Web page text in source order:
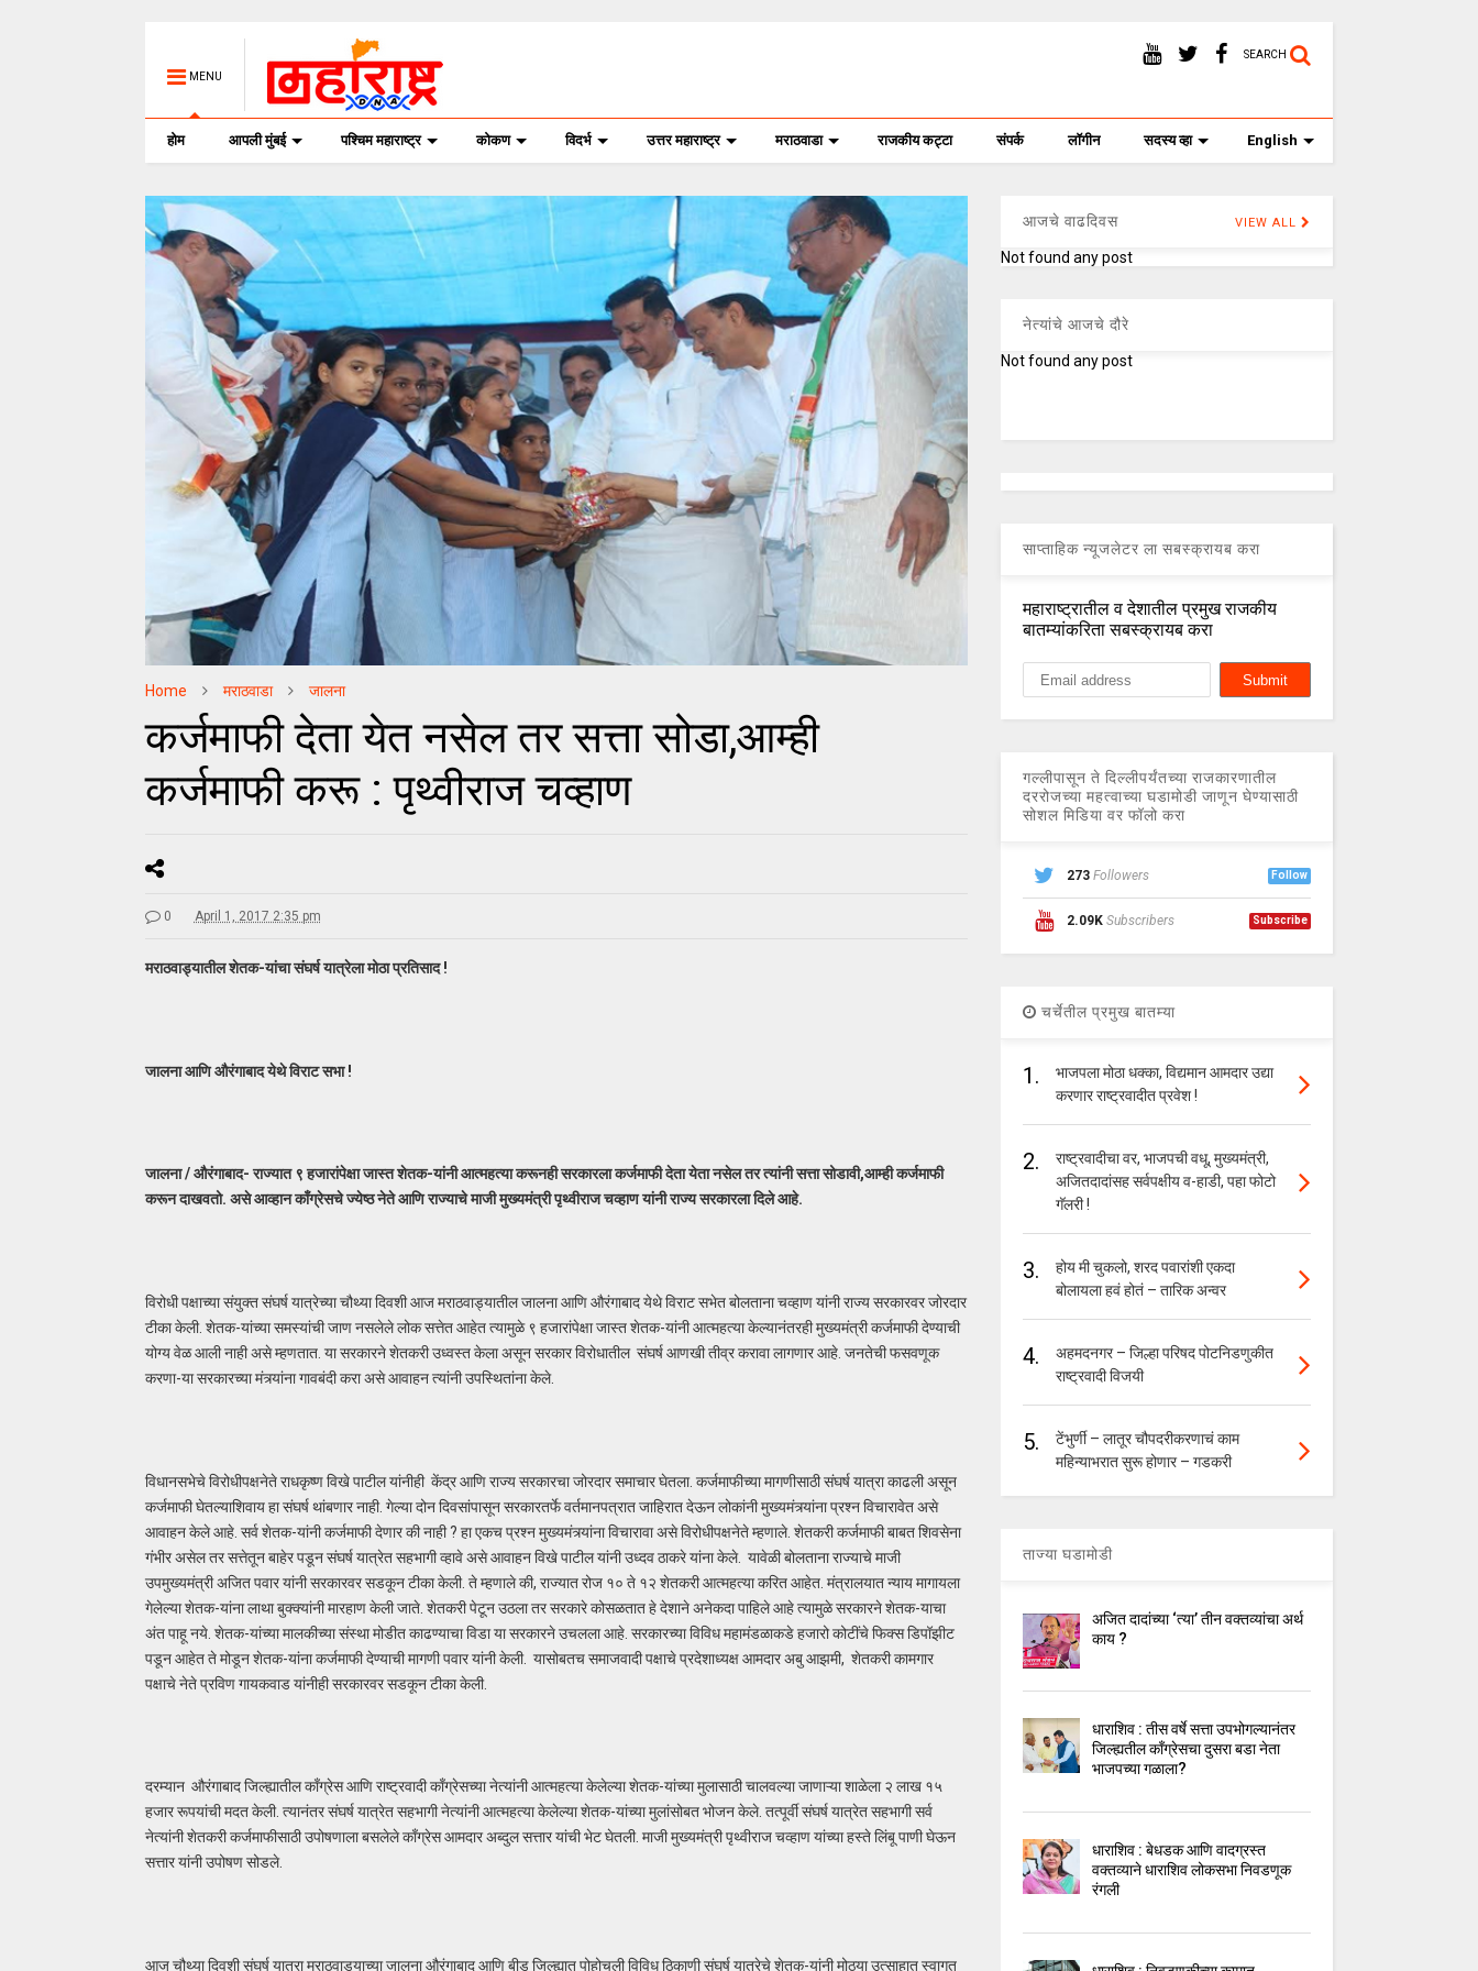
MENU
SEARCH
होम आपली मुंबई पश्चिम महाराष्ट्र कोकण विदर्भ उत्तर महाराष्ट्र मराठवाडा राजकीय कट्टा संपर्क लॉगीन सदस्य व्हा English
Home मराठवाडा जालना
कर्जमाफी देता येत नसेल तर सत्ता सोडा,आम्ही
कर्जमाफी करू : पृथ्वीराज चव्हाण
0 April 1, 2017 2:35 pm
मराठवाड्यातील शेतक-यांचा संघर्ष यात्रेला मोठा प्रतिसाद !
जालना आणि औरंगाबाद येथे विराट सभा !
जालना / औरंगाबाद- राज्यात ९ हजारांपेक्षा जास्त शेतक-यांनी आत्महत्या करूनही सरकारला कर्जमाफी देता येता नसेल तर त्यांनी सत्ता सोडावी,आम्ही कर्जमाफी
करून दाखवतो. असे आव्हान काँग्रेसचे ज्येष्ठ नेते आणि राज्याचे माजी मुख्यमंत्री पृथ्वीराज चव्हाण यांनी राज्य सरकारला दिले आहे.
विरोधी पक्षाच्या संयुक्त संघर्ष यात्रेच्या चौथ्या दिवशी आज मराठवाड्यातील जालना आणि औरंगाबाद येथे विराट सभेत बोलताना चव्हाण यांनी राज्य सरकारवर जोरदार
टीका केली. शेतक-यांच्या समस्यांची जाण नसलेले लोक सत्तेत आहेत त्यामुळे ९ हजारांपेक्षा जास्त शेतक-यांनी आत्महत्या केल्यानंतरही मुख्यमंत्री कर्जमाफी देण्याची
योग्य वेळ आली नाही असे म्हणतात. या सरकारने शेतकरी उध्वस्त केला असून सरकार विरोधातील संघर्ष आणखी तीव्र करावा लागणार आहे. जनतेची फसवणूक
करणा-या सरकारच्या मंत्र्यांना गावबंदी करा असे आवाहन त्यांनी उपस्थितांना केले.
विधानसभेचे विरोधीपक्षनेते राधकृष्ण विखे पाटील यांनीही केंद्र आणि राज्य सरकारचा जोरदार समाचार घेतला. कर्जमाफीच्या मागणीसाठी संघर्ष यात्रा काढली असून
कर्जमाफी घेतल्याशिवाय हा संघर्ष थांबणार नाही. गेल्या दोन दिवसांपासून सरकारतर्फे वर्तमानपत्रात जाहिरात देऊन लोकांनी मुख्यमंत्र्यांना प्रश्न विचारावेत असे
आवाहन केले आहे. सर्व शेतक-यांनी कर्जमाफी देणार की नाही ? हा एकच प्रश्न मुख्यमंत्र्यांना विचारावा असे विरोधीपक्षनेते म्हणाले. शेतकरी कर्जमाफी बाबत शिवसेना
गंभीर असेल तर सत्तेतून बाहेर पडून संघर्ष यात्रेत सहभागी व्हावे असे आवाहन विखे पाटील यांनी उध्दव ठाकरे यांना केले. यावेळी बोलताना राज्याचे माजी
उपमुख्यमंत्री अजित पवार यांनी सरकारवर सडकून टीका केली. ते म्हणाले की, राज्यात रोज १० ते १२ शेतकरी आत्महत्या करित आहेत. मंत्रालयात न्याय मागायला
गेलेल्या शेतक-यांना लाथा बुक्क्यांनी मारहाण केली जाते. शेतकरी पेटून उठला तर सरकारे कोसळतात हे देशाने अनेकदा पाहिले आहे त्यामुळे सरकारने शेतक-याचा
अंत पाहू नये. शेतक-यांच्या मालकीच्या संस्था मोडीत काढण्याचा विडा या सरकारने उचलला आहे. सरकारच्या विविध महामंडळाकडे हजारो कोटींचे फिक्स डिपॉझीट
पडून आहेत ते मोडून शेतक-यांना कर्जमाफी देण्याची मागणी पवार यांनी केली. यासोबतच समाजवादी पक्षाचे प्रदेशाध्यक्ष आमदार अबु आझमी, शेतकरी कामगार
पक्षाचे नेते प्रविण गायकवाड यांनीही सरकारवर सडकून टीका केली.
दरम्यान औरंगाबाद जिल्ह्यातील काँग्रेस आणि राष्ट्रवादी काँग्रेसच्या नेत्यांनी आत्महत्या केलेल्या शेतक-यांच्या मुलासाठी चालवल्या जाणाऱ्या शाळेला २ लाख १५
हजार रूपयांची मदत केली. त्यानंतर संघर्ष यात्रेत सहभागी नेत्यांनी आत्महत्या केलेल्या शेतक-यांच्या मुलांसोबत भोजन केले. तत्पूर्वी संघर्ष यात्रेत सहभागी सर्व
नेत्यांनी शेतकरी कर्जमाफीसाठी उपोषणाला बसलेले काँग्रेस आमदार अब्दुल सत्तार यांची भेट घेतली. माजी मुख्यमंत्री पृथ्वीराज चव्हाण यांच्या हस्ते लिंबू पाणी घेऊन
सत्तार यांनी उपोषण सोडले.
आज चौथ्या दिवशी संघर्ष यात्रा मराठवाड्याच्या जालना औरंगाबाद आणि बीड जिल्ह्यात पोहोचली विविध ठिकाणी संघर्ष यात्रेचे शेतक-यांनी मोठ्या उत्साहात स्वागत
आजचे वाढदिवस VIEW ALL
Not found any post
नेत्यांचे आजचे दौरे
Not found any post
साप्ताहिक न्यूजलेटर ला सबस्क्रायब करा
महाराष्ट्रातील व देशातील प्रमुख राजकीय
बातम्यांकरिता सबस्क्रायब करा
गल्लीपासून ते दिल्लीपर्यंतच्या राजकारणातील
दररोजच्या महत्वाच्या घडामोडी जाणून घेण्यासाठी
सोशल मिडिया वर फॉलो करा
273 Followers Follow
2.09K Subscribers Subscribe
चर्चेतील प्रमुख बातम्या
1.
भाजपला मोठा धक्का, विद्यमान आमदार उद्या
करणार राष्ट्रवादीत प्रवेश !
2.
राष्ट्रवादीचा वर, भाजपची वधू, मुख्यमंत्री,
अजितदादांसह सर्वपक्षीय व-हाडी, पहा फोटो
गॅलरी !
3.
होय मी चुकलो, शरद पवारांशी एकदा
बोलायला हवं होतं – तारिक अन्वर
4.
अहमदनगर – जिल्हा परिषद पोटनिडणुकीत
राष्ट्रवादी विजयी
5.
टेंभुर्णी – लातूर चौपदरीकरणाचं काम
महिन्याभरात सुरू होणार – गडकरी
ताज्या घडामोडी
अजित दादांच्या ‘त्या’ तीन वक्तव्यांचा अर्थ
काय ?
धाराशिव : तीस वर्षे सत्ता उपभोगल्यानंतर
जिल्ह्यतील कॉंग्रेसचा दुसरा बडा नेता
भाजपच्या गळाला?
धाराशिव : बेधडक आणि वादग्रस्त
वक्तव्याने धाराशिव लोकसभा निवडणूक
रंगली